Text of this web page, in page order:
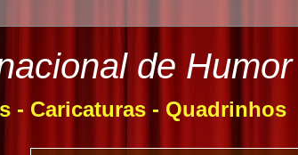
de
- Caricaturas - Quadrinhos